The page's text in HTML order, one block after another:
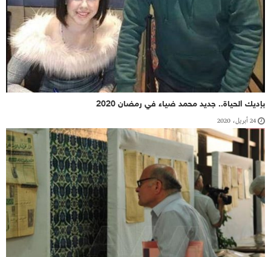
بإديك الحياة.. جديد محمد ضياء في رمضان 2020
24 أبريل، 2020